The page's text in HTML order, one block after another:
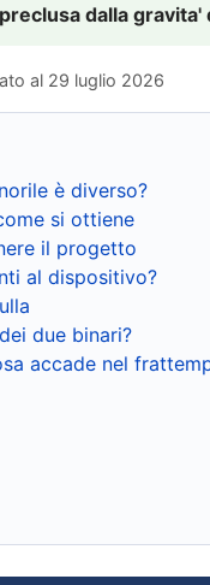
dalla
al 29 luglio 2026
è diverso?
si ottiene
il progetto
al dispositivo?
due binari?
accade nel